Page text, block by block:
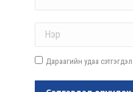
Дараагийн удаа